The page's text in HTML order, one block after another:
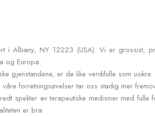
i Albany, NY 12223 (USA). Vi er grossist,
og Europa.
gjenstandene, er de like verdifulle som usikre.
forretningsøvelser tar oss stadig mer
spekter av terapeutiske medisiner med
er bra.